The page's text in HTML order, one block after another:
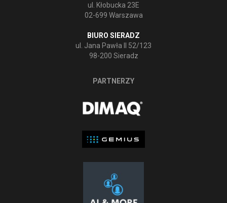
ul. Kłobucka 23E
02-699 Warszawa
BIURO SIERADZ
ul. Jana Pawła II 52/123
98-200 Sieradz
PARTNERZY